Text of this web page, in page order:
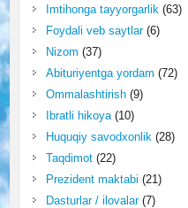
Imtihonga tayyorgarlik (63)
Foydali veb saytlar(6)
Nizom (37)
Abituriyentga yordam (72)
Ommalashtirish(9)
Ibratli hikoya(10)
Huquqiy savodxonlik (28)
Taqdimot(22)
Prezident maktabi (21)
Dasturlar / ilovalar(7)